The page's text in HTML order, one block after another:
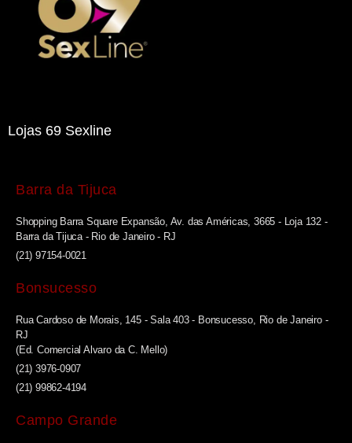
Lojas 69 Sexline
Barra da Tijuca
Shopping Barra Square Expansão, Av. das Américas, 3665 - Loja 132 -
Barra da Tijuca - Rio de Janeiro - RJ
(21) 97154-0021
Bonsucesso
Rua Cardoso de Morais, 145 - Sala 403 - Bonsucesso, Rio de Janeiro -
RJ
(Ed. Comercial Alvaro da C. Mello)
(21) 3976-0907
(21) 99862-4194
Campo Grande